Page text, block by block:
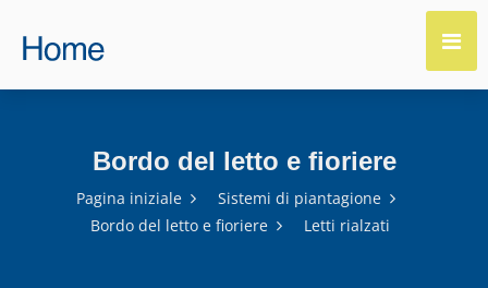
Bordo del letto e fioriere
Pagina iniziale
Sistemi di piantagione
Bordo del letto e fioriere
Letti rialzati